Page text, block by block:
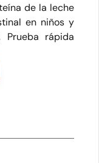
de la leche
en niños y
Prueba rápida